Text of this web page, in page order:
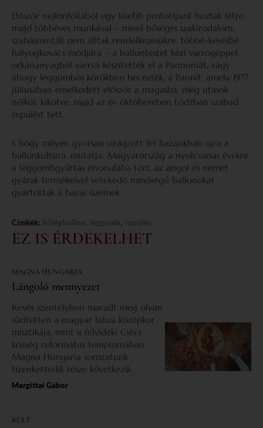
Először nejlonfóliából egy kisebb prototípust hoztak létre,
majd többéves munkával – mivel bőséges szakirodalom,
szabásminták nem álltak rendelkezésükre, többé-kevésbé
hályogkovács módjára – a ballontestet kézi varrógéppel,
orkánanyagból varrva készítették el a Pannoniát, vagy
ahogy léggömbös körökben becézték, a Pannit, amely 1977
júliusában emelkedett először a magasba, még utasok
nélkül, kikötve, majd az év októberében Łódźban szabad
repülést tett.
S hogy milyen gyorsan virágzott fel hazánkban újra a
ballonkultúra, mutatja: Magyarország a nyolcvanas évekre
a léggömbgyártás élvonalába tört, az angol és német
gyárak termékeivel vetekedő minőségű ballonokat
gyártottak a hazai üzemek.
Címkék: , ,
EZ IS ÉRDEKELHET
MAGNA HUNGARIA
Lángoló mennyezet
Kevés szentélyben maradt meg olyan
sűrítetten a magyar falusi középkor
misztikája, mint a felvidéki Csécs
község református templomában.
Magna Hungaria sorozatunk
tizenkettedik része következik.
Margittai Gábor
KULT